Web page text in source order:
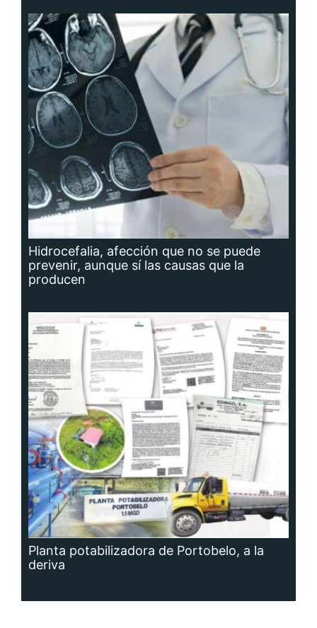
Hidrocefalia, afección que no se puede
prevenir, aunque sí las causas que la
producen
Planta potabilizadora de Portobelo, a la
deriva